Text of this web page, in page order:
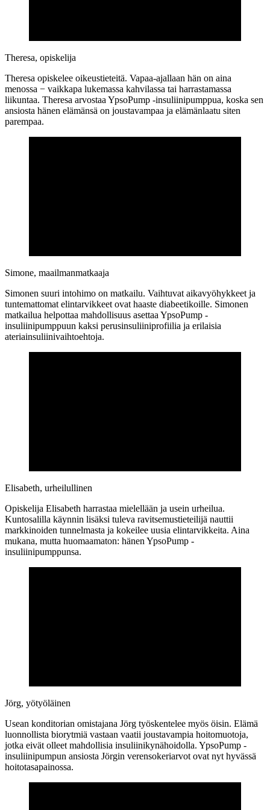
Theresa, opiskelija
Theresa opiskelee oikeustieteitä. Vapaa-ajallaan hän on aina
menossa − vaikkapa lukemassa kahvilassa tai harrastamassa
liikuntaa. Theresa arvostaa YpsoPump -insuliinipumppua, koska sen
ansiosta hänen elämänsä on joustavampaa ja elämänlaatu siten
parempaa.
Simone, maailmanmatkaaja
Simonen suuri intohimo on matkailu. Vaihtuvat aikavyöhykkeet ja
tuntemattomat elintarvikkeet ovat haaste diabeetikoille. Simonen
matkailua helpottaa mahdollisuus asettaa YpsoPump -
insuliinipumppuun kaksi perusinsuliiniprofiilia ja erilaisia
ateriainsuliinivaihtoehtoja.
Elisabeth, urheilullinen
Opiskelija Elisabeth harrastaa mielellään ja usein urheilua.
Kuntosalilla käynnin lisäksi tuleva ravitsemustieteilijä nauttii
markkinoiden tunnelmasta ja kokeilee uusia elintarvikkeita. Aina
mukana, mutta huomaamaton: hänen YpsoPump -
insuliinipumppunsa.
Jörg, yötyöläinen
Usean konditorian omistajana Jörg työskentelee myös öisin. Elämä
luonnollista biorytmiä vastaan vaatii joustavampia hoitomuotoja,
jotka eivät olleet mahdollisia insuliinikynähoidolla. YpsoPump -
insuliinipumpun ansiosta Jörgin verensokeriarvot ovat nyt hyvässä
hoitotasapainossa.